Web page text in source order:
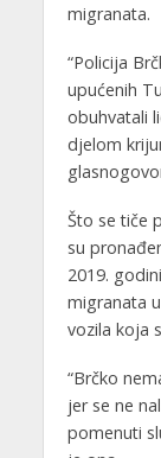
migranata.
“Policija
upućenih
obuhvatali
djelom
Što se tiče
su
2019.
migranata
vozila koja
“Brčko
jer se ne
pomenuti